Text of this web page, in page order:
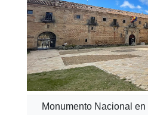
Monumento Nacional